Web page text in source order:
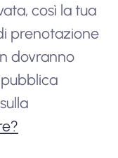
così la tua
prenotazione
dovranno